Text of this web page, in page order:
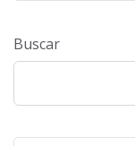
Buscar